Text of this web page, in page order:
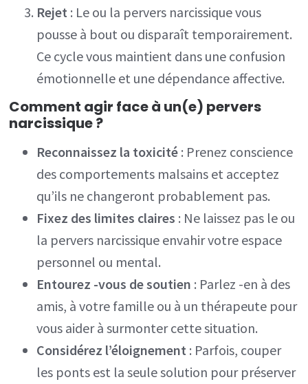
Rejet : Le ou la pervers narcissique vous
pousse à bout ou disparaît temporairement.
Ce cycle vous maintient dans une confusion
émotionnelle et une dépendance affective.
Comment agir face à un(e) pervers
narcissique ?
Reconnaissez la toxicité : Prenez conscience
des comportements malsains et acceptez
qu’ils ne changeront probablement pas.
Fixez des limites claires : Ne laissez pas le ou
la pervers narcissique envahir votre espace
personnel ou mental.
Entourez -vous de soutien : Parlez -en à des
amis, à votre famille ou à un thérapeute pour
vous aider à surmonter cette situation.
Considérez l’éloignement : Parfois, couper
les ponts est la seule solution pour préserver